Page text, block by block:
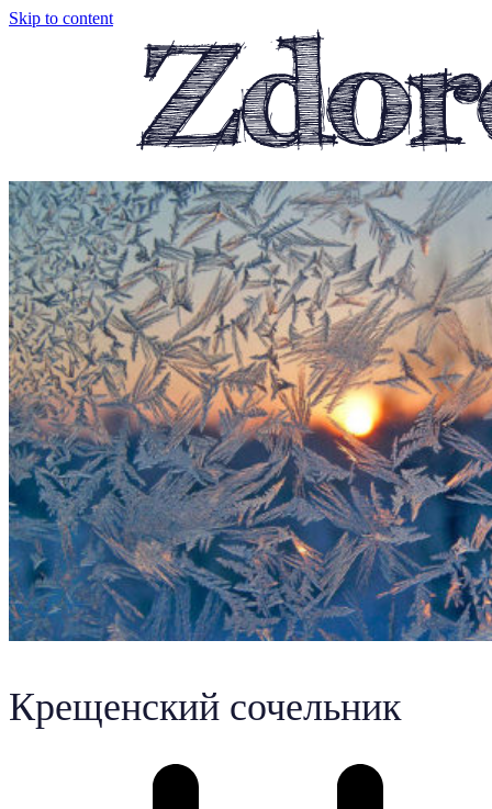
Skip to content
Крещенский сочельник